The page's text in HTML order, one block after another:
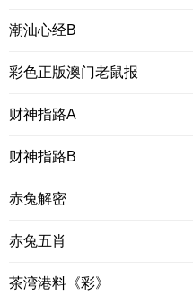
潮汕心经B
彩色正版澳门老鼠报
财神指路A
财神指路B
赤兔解密
赤兔五肖
茶湾港料《彩》